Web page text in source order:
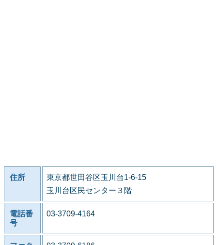
住所
東京都世田谷区玉川台1-6-15
玉川台区民センター３階
電話番
号
03-3709-4164